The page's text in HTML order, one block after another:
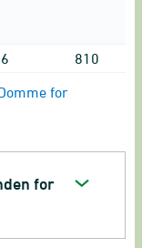
810
for
for